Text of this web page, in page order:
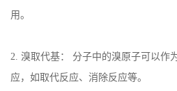
用。
2. 溴取代基： 分子中的溴原子可以作
应，如取代反应、消除反应等。